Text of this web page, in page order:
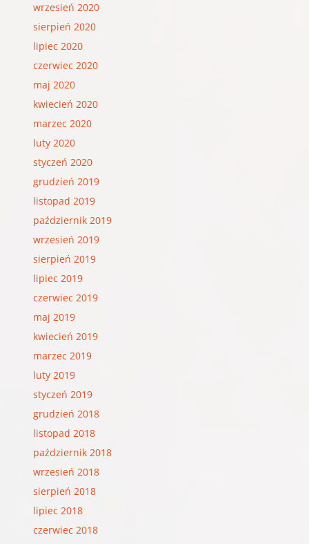
wrzesień 2020
sierpień 2020
lipiec 2020
czerwiec 2020
maj 2020
kwiecień 2020
marzec 2020
luty 2020
styczeń 2020
grudzień 2019
listopad 2019
październik 2019
wrzesień 2019
sierpień 2019
lipiec 2019
czerwiec 2019
maj 2019
kwiecień 2019
marzec 2019
luty 2019
styczeń 2019
grudzień 2018
listopad 2018
październik 2018
wrzesień 2018
sierpień 2018
lipiec 2018
czerwiec 2018